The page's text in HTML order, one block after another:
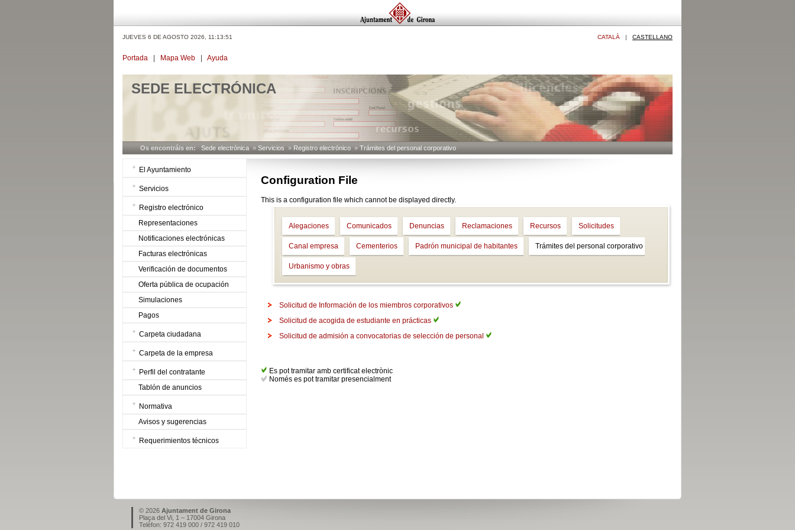
JUEVES 6 DE AGOSTO 2026, 11:13:51 CATALÀ | CASTELLANO
Portada Mapa Web Ayuda
SEDE ELECTRÓNICA
Os encontráis en: Sede electrónica » Servicios » Registro electrónico » Trámites del personal corporativo
El Ayuntamiento
Servicios
Registro electrónico
Representaciones
Notificaciones electrónicas
Facturas electrónicas
Verificación de documentos
Oferta pública de ocupación
Simulaciones
Pagos
Carpeta ciudadana
Carpeta de la empresa
Perfil del contratante
Tablón de anuncios
Normativa
Avisos y sugerencias
Requerimientos técnicos
Configuration File
This is a configuration file which cannot be displayed directly.
Alegaciones Comunicados Denuncias Reclamaciones Recursos Solicitudes
Canal empresa Cementerios Padrón municipal de habitantes Trámites del personal corporativo
Urbanismo y obras
Solicitud de Información de los miembros corporativos
Solicitud de acogida de estudiante en prácticas
Solicitud de admisión a convocatorias de selección de personal
Es pot tramitar amb certificat electrònic
Només es pot tramitar presencialment
© 2026 Ajuntament de Girona
Plaça del Vi, 1 – 17004 Girona
Telèfon: 972 419 000 / 972 419 010